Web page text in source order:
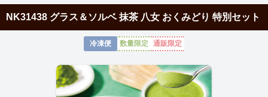
NK31438 グラス＆ソルベ 抹茶 八女 おくみどり 特別セット
冷凍便 数量限定 通販限定